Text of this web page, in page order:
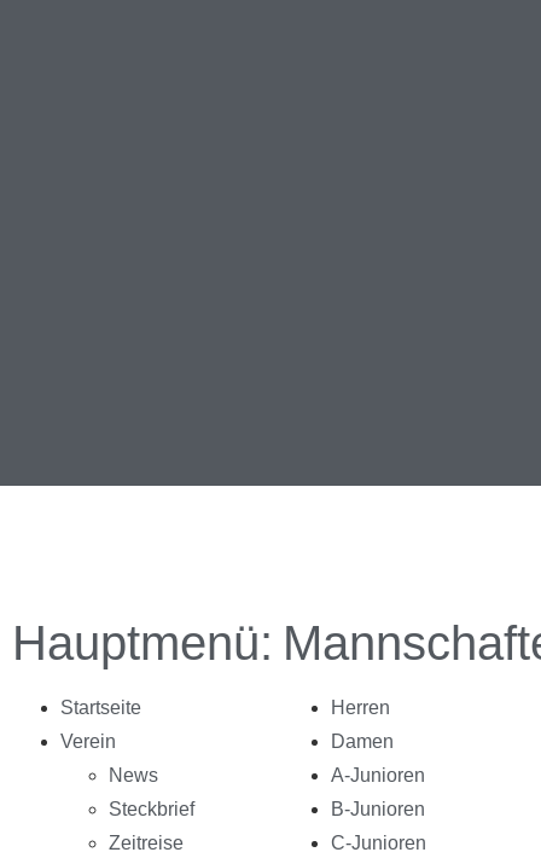
Hauptmenü:
Startseite
Verein
News
Steckbrief
Zeitreise
Herren
Damen
A-Junioren
B-Junioren
C-Junioren